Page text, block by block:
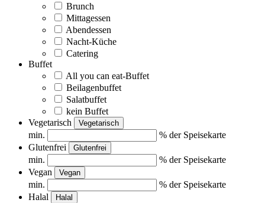
Brunch
Mittagessen
Abendessen
Nacht-Küche
Catering
Buffet
All you can eat-Buffet
Beilagenbuffet
Salatbuffet
kein Buffet
Vegetarisch
Vegetarisch
min.
% der Speisekarte
Glutenfrei
Glutenfrei
min.
% der Speisekarte
Vegan
Vegan
min.
% der Speisekarte
Halal
Halal